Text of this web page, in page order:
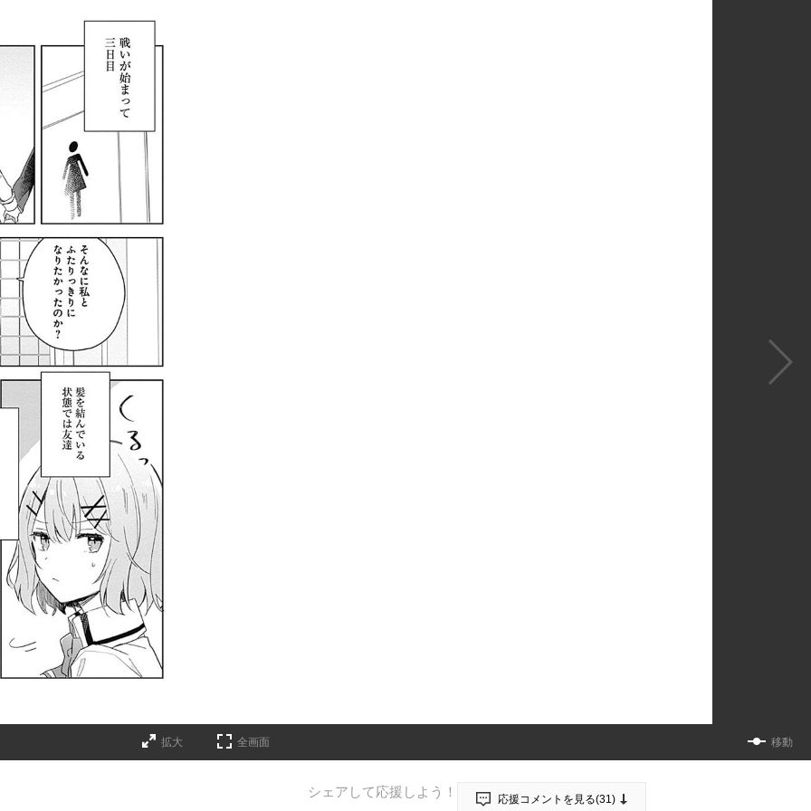
拡大 全画面 移動
シェアして応援しよう！ 応援コメントを見る(31)